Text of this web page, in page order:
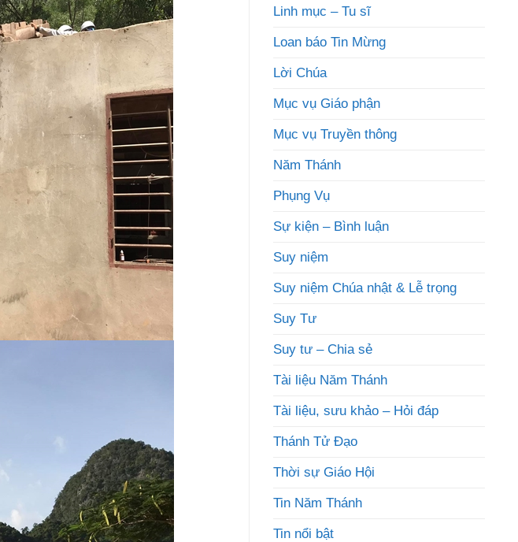
Linh mục – Tu sĩ
Loan báo Tin Mừng
Lời Chúa
Mục vụ Giáo phận
Mục vụ Truyền thông
Năm Thánh
Phụng Vụ
Sự kiện – Bình luận
Suy niệm
Suy niệm Chúa nhật & Lễ trọng
Suy Tư
Suy tư – Chia sẻ
Tài liệu Năm Thánh
Tài liệu, sưu khảo – Hỏi đáp
Thánh Tử Đạo
Thời sự Giáo Hội
Tin Năm Thánh
Tin nổi bật